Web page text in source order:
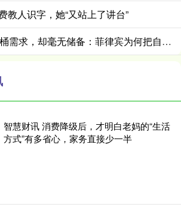
教人识字，她“又站上了讲台”
中鑫优配 每天42万桶需求，却毫无储备：菲律宾为何把自己逼到绝境？
智慧财讯 消费降级后，才明白老妈的“生活
方式”有多省心，家务直接少一半